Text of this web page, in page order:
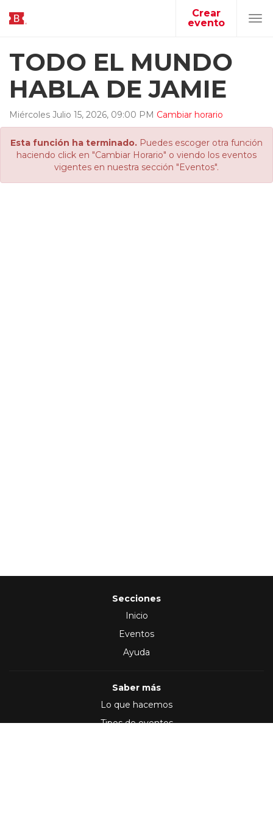
Crear
evento
TODO EL MUNDO
HABLA DE JAMIE
Miércoles Julio 15, 2026, 09:00 PM Cambiar horario
Esta función ha terminado. Puedes escoger otra función
haciendo click en "Cambiar Horario" o viendo los eventos
vigentes en nuestra sección "Eventos".
Secciones
Inicio
Eventos
Ayuda
Saber más
Lo que hacemos
Tipos de eventos